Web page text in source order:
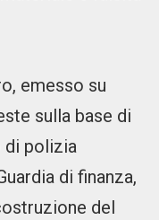
emesso su
sulla base di
di polizia
di finanza,
del